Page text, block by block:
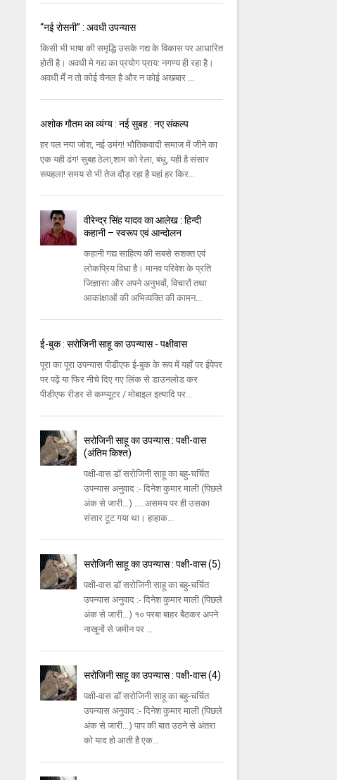
“नई रोसनी” : अवधी उपन्यास
किसी भी भाषा की समृद्धि उसके गद्य के विकास पर आधारित
होती है। अवधी मे गद्य का प्रयोग प्राय: नगण्य ही रहा है।
अवधी मेँ न तो कोई चैनल है और न कोई अखबार ...
अशोक गौतम का व्यंग्य : नई सुबह : नए संकल्प
हर पल नया जोश, नई उमंग! भौतिकवादी समाज में जीने का
एक यही ढंग! सुबह ठेला,शाम को रेला, बंधु, यही है संसार
रूपहला! समय से भी तेज दौड़ रहा है यहां हर किर...
वीरेन्‍द्र सिंह यादव का आलेख : हिन्दी
कहानी – स्वरूप एवं आन्दोलन
कहानी गद्य साहित्‍य की सबसे सशक्‍त एवं
लोकप्रिय विधा है। मानव परिवेश के प्रति
जिज्ञासा और अपने अनुभवों, विचारों तथा
आकांक्षाओं की अभिव्‍यक्‍ति की कामन...
ई-बुक : सरोजिनी साहू का उपन्यास - पक्षीवास
पूरा का पूरा उपन्यास पीडीएफ ई-बुक के रूप में यहाँ पर ईपेपर
पर पढ़ें या फिर नीचे दिए गए लिंक से डाउनलोड कर
पीडीएफ रीडर से कम्प्यूटर / मोबाइल इत्यादि पर...
सरोजिनी साहू का उपन्यास : पक्षी-वास
(अंतिम किश्त)
पक्षी-वास डॉ सरोजिनी साहू का बहु-चर्चित
उपन्यास अनुवाद :- दिनेश कुमार माली (पिछले
अंक से जारी…) .....असमय पर ही उसका
संसार टूट गया था। हाहाक...
सरोजिनी साहू का उपन्यास : पक्षी-वास (5)
पक्षी-वास डॉ सरोजिनी साहू का बहु-चर्चित
उपन्यास अनुवाद :- दिनेश कुमार माली (पिछले
अंक से जारी…) १० परबा बाहर बैठकर अपने
नाखूनों से जमीन पर ...
सरोजिनी साहू का उपन्यास : पक्षी-वास (4)
पक्षी-वास डॉ सरोजिनी साहू का बहु-चर्चित
उपन्यास अनुवाद :- दिनेश कुमार माली (पिछले
अंक से जारी…) पाप की बात उठने से अंतरा
को याद हो आती है एक...